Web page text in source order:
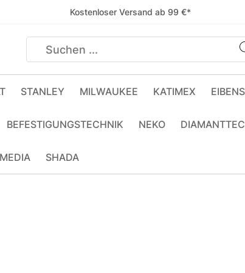
Kostenloser Versand ab 99 €*
STANLEY MILWAUKEE KATIMEX
BEFESTIGUNGSTECHNIK NEKO
SHADA